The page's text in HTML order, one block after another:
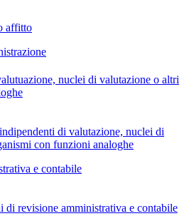
affitto
nuclei di valutazione o altri
di valutazione, nuclei di
con funzioni analoghe
e contabile
di revisione amministrativa e contabile